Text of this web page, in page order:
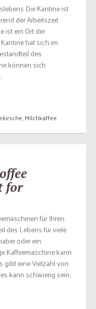
Die Kantine ist
der Arbeitszeit
ist ein Ort der
hat sich im
des
können sich
,Milchkaffee
for
für Ihren
des Lebens für viele
oder ein
Kaffeemaschine kann
gibt eine Vielzahl von
kann schwierig sein,